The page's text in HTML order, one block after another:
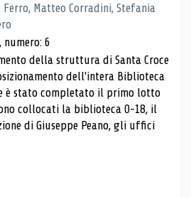
Ferro, Matteo Corradini, Stefania
numero: 6
della struttura di Santa Croce
dell'intera Biblioteca
è stato completato il primo lotto
collocati la biblioteca 0-18, il
di Giuseppe Peano, gli uffici